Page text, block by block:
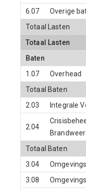
6.07 Overige
Totaal Lasten
Totaal Lasten
Baten
1.07
Overhead
Totaal Baten
2.03
Integrale
2.04
Brandweer
Totaal Baten
3.04
3.08